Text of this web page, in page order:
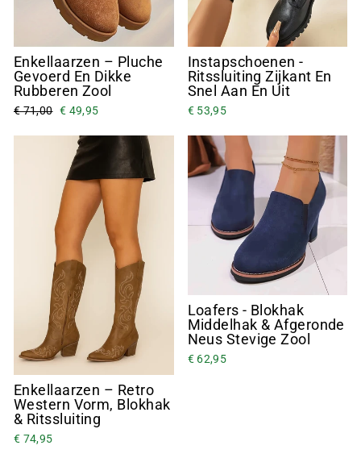
Enkellaarzen – Pluche
Gevoerd En Dikke
Rubberen Zool
€ 71,00 € 49,95
Instapschoenen -
Ritssluiting Zijkant En
Snel Aan En Uit
€ 53,95
Enkellaarzen – Retro
Western Vorm, Blokhak
& Ritssluiting
€ 74,95
Loafers - Blokhak
Middelhak & Afgeronde
Neus Stevige Zool
€ 62,95